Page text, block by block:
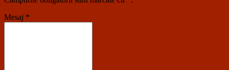
Mesaj *